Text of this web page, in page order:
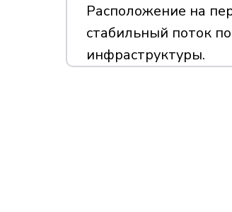
Расположение на
стабильный поток
инфраструктуры.